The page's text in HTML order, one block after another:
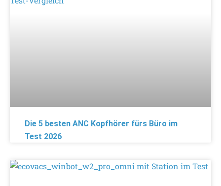
Die 5 besten ANC Kopfhörer fürs Büro im
Test 2026